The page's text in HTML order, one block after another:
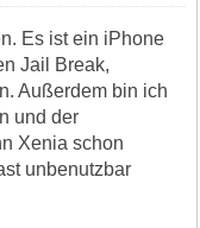
Es ist ein iPhone
Jail Break,
Außerdem bin ich
und der
Xenia schon
unbenutzbar